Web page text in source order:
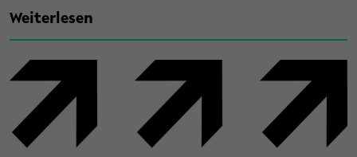
Weiterlesen